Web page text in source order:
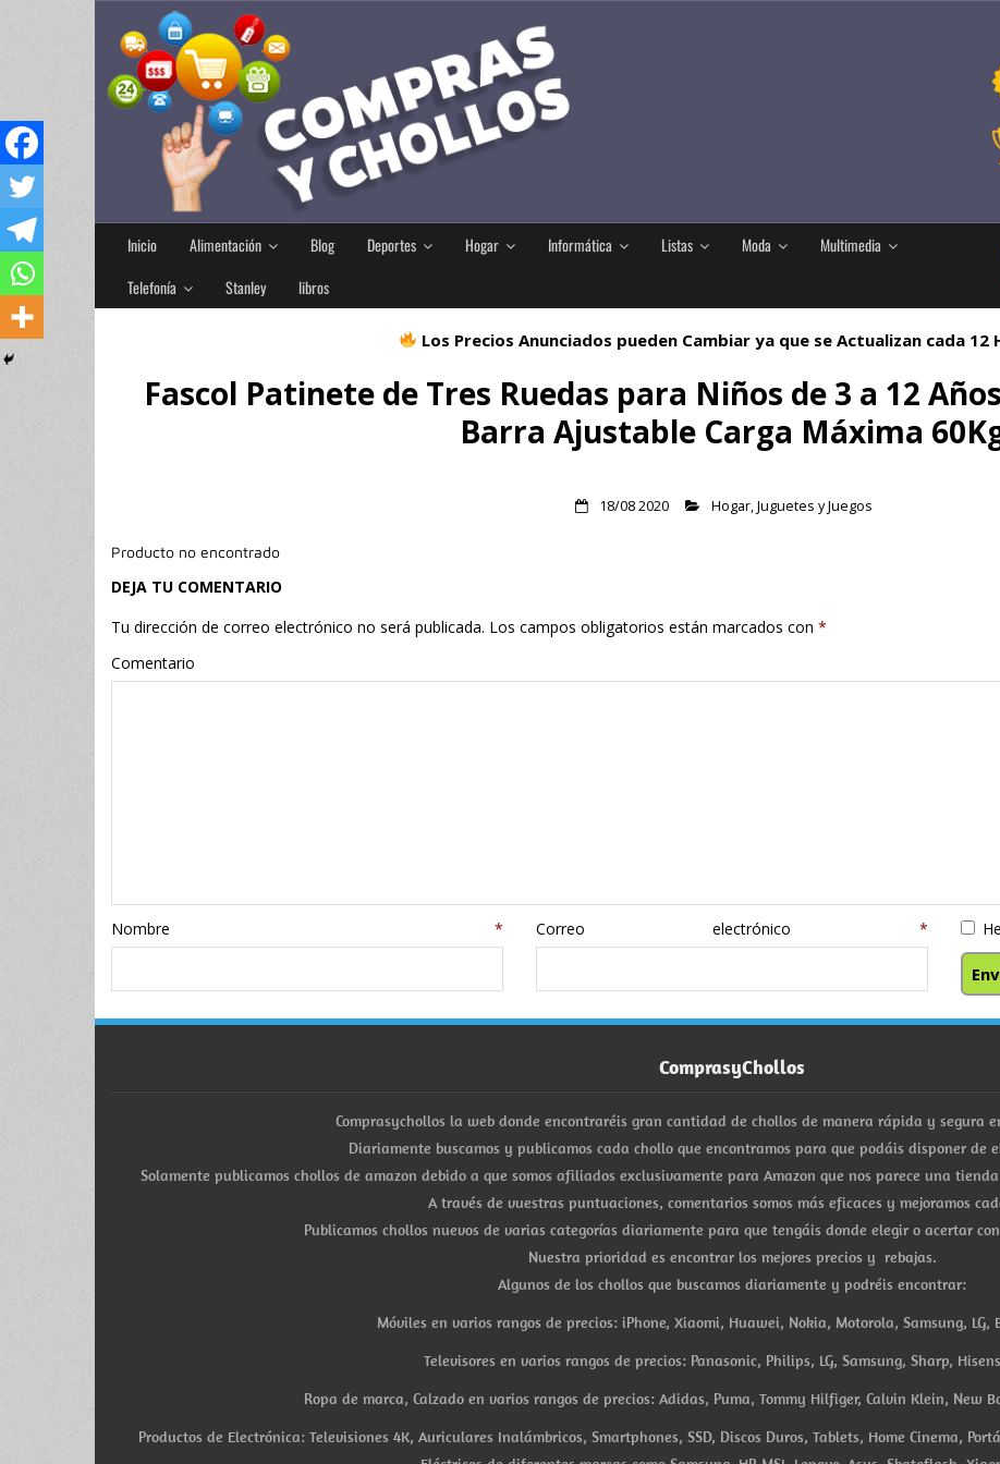
Inicio Alimentación Blog Deportes Hogar Informática Listas Moda
Multimedia
Telefonía
Stanley libros
Los Precios Anunciados pueden Cambiar ya que se Actualizan cada 12
Fascol Patinete de Tres Ruedas para Niños de 3 a 12
Barra Ajustable Carga Máxima
18/08 2020 Hogar,Juguetes y Juegos
Producto no encontrado
DEJA TU COMENTARIO
Tu dirección de correo electrónico no será publicada. Los campos obligatorios están marcados con *
Comentario
Nombre* Correo electrónico*
ComprasyChollos
Comprasychollos la web donde encontraréis gran cantidad de chollos de manera rápida y segura
Diariamente buscamos y publicamos cada chollo que encontramos para que podáis disponer de
Solamente publicamos chollos de amazon debido a que somos afiliados exclusivamente para Amazon que nos parece una
A través de vuestras puntuaciones, comentarios somos más eficaces y mejoramos
Publicamos chollos nuevos de varias categorías diariamente para que tengáis donde elegir o acertar
Nuestra prioridad es encontrar los mejores precios y rebajas.
Algunos de los chollos que buscamos diariamente y podréis encontrar:
Móviles en varios rangos de precios: iPhone, Xiaomi, Huawei, Nokia, Motorola, Samsung, LG,
Televisores en varios rangos de precios: Panasonic, Philips, LG, Samsung, Sharp,
Ropa de marca, Calzado en varios rangos de precios: Adidas, Puma, Tommy Hilfiger, Calvin Klein, New
Productos de Electrónica: Televisiones 4K, Auriculares Inalámbricos, Smartphones, SSD, Discos Duros, Tablets, Home Cinema,